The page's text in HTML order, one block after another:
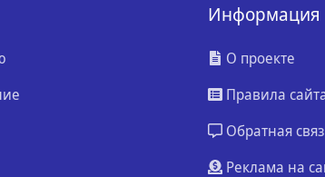
Информация
О проекте
Правила
Обратная
Реклама на